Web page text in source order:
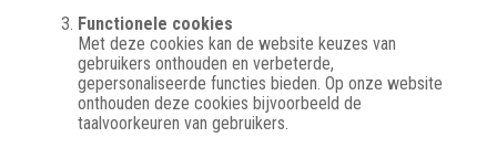
Functionele cookies
Met deze cookies kan de website keuzes van
gebruikers onthouden en verbeterde,
gepersonaliseerde functies bieden. Op onze website
onthouden deze cookies bijvoorbeeld de
taalvoorkeuren van gebruikers.